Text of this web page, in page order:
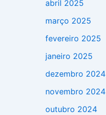
abril 2025
março 2025
fevereiro 2025
janeiro 2025
dezembro 2024
novembro 2024
outubro 2024